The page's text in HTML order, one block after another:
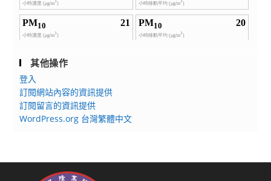
其他操作
登入
訂閱網站內容的資訊提供
訂閱留言的資訊提供
WordPress.org 台灣繁體中文